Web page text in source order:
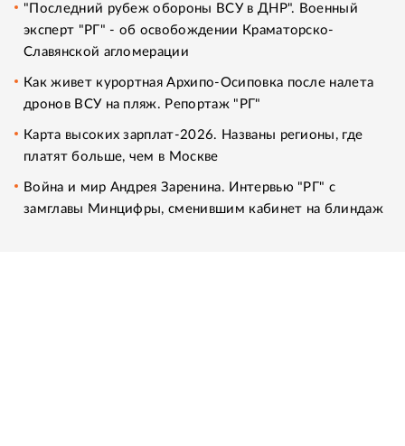
"Последний рубеж обороны ВСУ в ДНР". Военный
эксперт "РГ" - об освобождении Краматорско-
Славянской агломерации
Как живет курортная Архипо-Осиповка после налета
дронов ВСУ на пляж. Репортаж "РГ"
Карта высоких зарплат-2026. Названы регионы, где
платят больше, чем в Москве
Война и мир Андрея Заренина. Интервью "РГ" с
замглавы Минцифры, сменившим кабинет на блиндаж